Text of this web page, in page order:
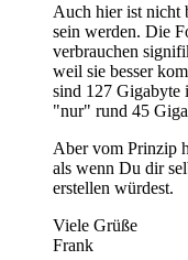
Auch hier ist nicht
sein werden. Die
verbrauchen
weil sie besser
sind 127 Gigabyte
"nur" rund 45
Aber vom Prinzip
als wenn Du dir
erstellen würdest.
Viele Grüße
Frank